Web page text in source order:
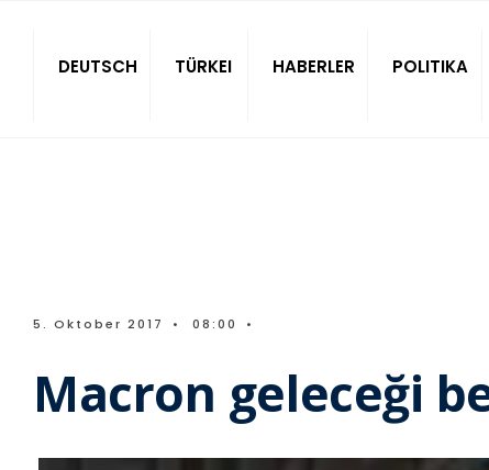
Sitede ara
DEUTSCH TÜRKEI HABERLER POLITIKA
5. Oktober 2017 • 08:00 •
Macron geleceği